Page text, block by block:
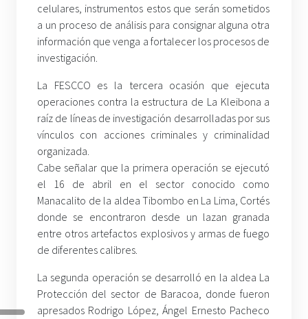
celulares, instrumentos estos que serán sometidos
a un proceso de análisis para consignar alguna otra
información que venga a fortalecer los procesos de
investigación.
La FESCCO es la tercera ocasión que ejecuta
operaciones contra la estructura de La Kleibona a
raíz de líneas de investigación desarrolladas por sus
vínculos con acciones criminales y criminalidad
organizada.
Cabe señalar que la primera operación se ejecutó
el 16 de abril en el sector conocido como
Manacalito de la aldea Tibombo en La Lima, Cortés
donde se encontraron desde un lazan granada
entre otros artefactos explosivos y armas de fuego
de diferentes calibres.
La segunda operación se desarrolló en la aldea La
Protección del sector de Baracoa, donde fueron
apresados Rodrigo López, Ángel Ernesto Pacheco